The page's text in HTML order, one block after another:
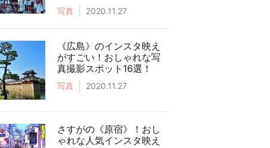
写真 2020.11.27
《広島》のインスタ映え
がすごい！おしゃれな写
真撮影スポット16選！
写真 2020.11.27
さすがの《原宿》！おし
ゃれな人気インスタ映え